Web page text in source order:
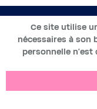
2019-2025 ©BWT by
Protezione dei dati
Ce site utilise
nécessaires à son
personnelle